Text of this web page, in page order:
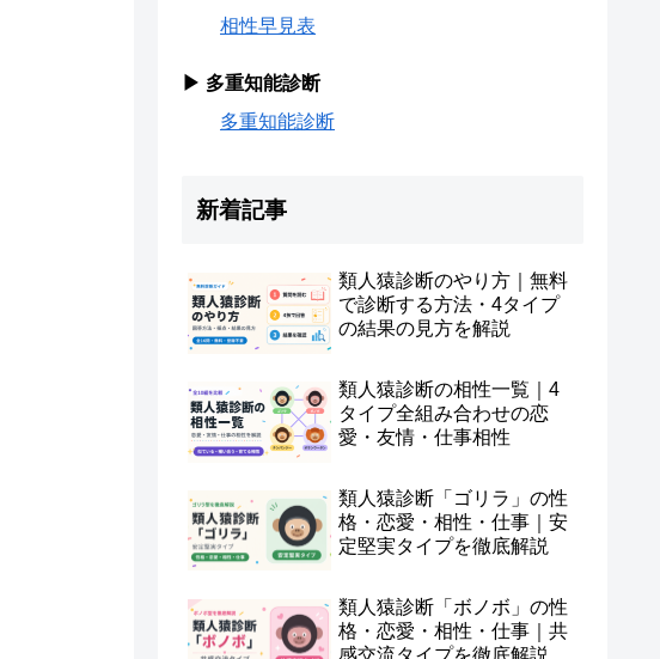
相性早見表
▶ 多重知能診断
多重知能診断
新着記事
類人猿診断のやり方｜無料
で診断する方法・4タイプ
の結果の見方を解説
類人猿診断の相性一覧｜4
タイプ全組み合わせの恋
愛・友情・仕事相性
類人猿診断「ゴリラ」の性
格・恋愛・相性・仕事｜安
定堅実タイプを徹底解説
類人猿診断「ボノボ」の性
格・恋愛・相性・仕事｜共
感交流タイプを徹底解説